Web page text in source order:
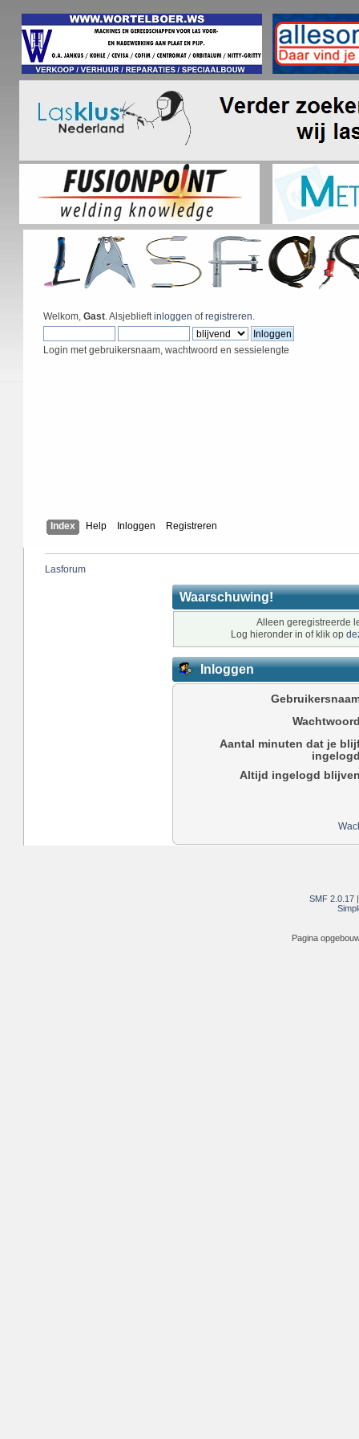
Welkom, Gast. Alsjeblieftinloggen ofregistreren.
Login met gebruikersnaam, wachtwoord en sessielengte
Index Help Inloggen Registreren
Lasforum
Waarschuwing!
Alleen geregistreerde
Log hieronder in of klik op
Inloggen
Aantal minuten dat je
Altijd ingelogd
SMF 2.0.17
Pagina